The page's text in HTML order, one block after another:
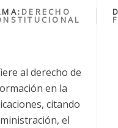
DERECHO
al derecho de
en la
citando
el